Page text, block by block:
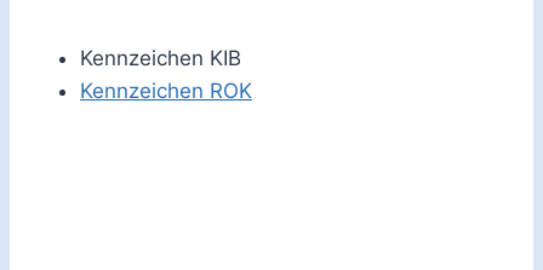
Kennzeichen KIB
Kennzeichen ROK